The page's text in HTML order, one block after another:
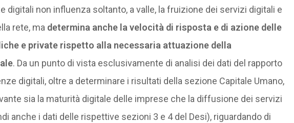
digitali non influenza soltanto, a valle, la fruizione dei servizi digitali e
rete, ma determina anche la velocità di risposta e di azione delle
e private rispetto alla necessaria attuazione della
. Da un punto di vista esclusivamente di analisi dei dati del rapporto
digitali, oltre a determinare i risultati della sezione Capitale Umano,
sia la maturità digitale delle imprese che la diffusione dei servizi
anche i dati delle rispettive sezioni 3 e 4 del Desi), riguardando di